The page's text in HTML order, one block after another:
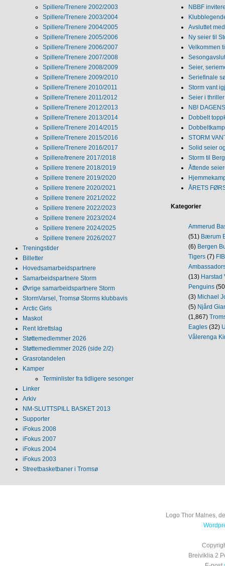
Spillere/Trenere 2002/2003
Spillere/Trenere 2003/2004
Spillere/Trenere 2004/2005
Spillere/Trenere 2005/2006
Spillere/Trenere 2006/2007
Spillere/Trenere 2007/2008
Spillere/Trenere 2008/2009
Spillere/Trenere 2009/2010
Spillere/Trenere 2010/2011
Spillere/Trenere 2011/2012
Spillere/Trenere 2012/2013
Spillere/Trenere 2013/2014
Spillere/Trenere 2014/2015
Spillere/Trenere 2015/2016
Spillere/Trenere 2016/2017
Spillere/trenere 2017/2018
Spillere trenere 2018/2019
Spillere trenere 2019/2020
Spillere trenere 2020/2021
Spillere trenere 2021/2022
Spillere trenere 2022/2023
Spillere trenere 2023/2024
Spillere trenere 2024/2025
Spillere trenere 2026/2027
Treningstider
Billetter
Hovedsamarbeidspartnere
Samarbeidspartnere Storm
Øvrige samarbeidspartnere Storm
StormVarsel, Tromsø Storms klubbavis
Arctic Girls
Maskot
Rent Idrettslag
Støttemedlemmer 2026
Støttemedlemmer 2026 (side 2/2)
Grasrotandelen
Kamper
Terminlister fra tidligere sesonger
Linker
Arkiv
NM‐SLUTTSPILL BASKET 2013
Supporter
iFokus 2008
iFokus 2007
iFokus 2004
iFokus 2003
Streetbasketbaner i Tromsø
NBBF
Avsluttet
Ny seier til
Velkommen
Seier,
Seriefinale
Storm vant
Seier i
NB!
Dobbelt
STORM
Solid seier
Storm til
Åttende
ÅRETS
Kategorier
Ammerud
(51) Bærum
(6) Bergen
Tigers (7)
(13) Harstad
Penguins
(3) Michael
(5) Njård
(1,867)
Eagles (32)
Vålerenga
Logo Thor Malnes,
Breiviklia 2